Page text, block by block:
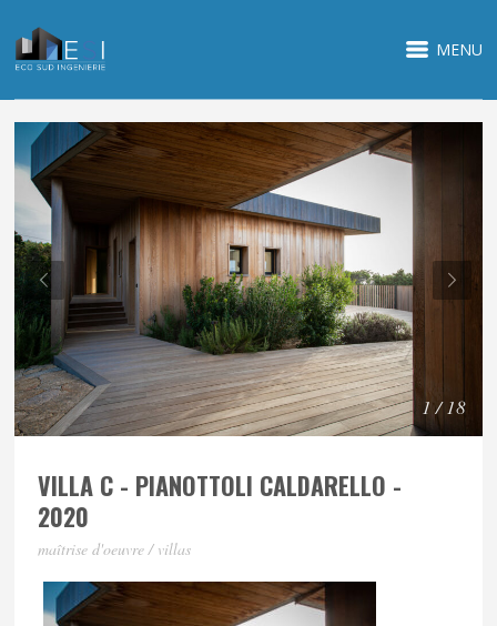
MENU
1 / 18
VILLA C - PIANOTTOLI CALDARELLO -
2020
maîtrise d'oeuvre / villas